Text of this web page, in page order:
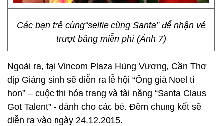
Các bạn trẻ cùng“selfie cùng Santa” để nhận vé
trượt băng miễn phí (Ảnh 7)
Ngoài ra, tại Vincom Plaza Hùng Vương, Cần Thơ
dịp Giáng sinh sẽ diễn ra lễ hội “Ông già Noel tí
hon” – cuộc thi hóa trang và tài năng “Santa Claus
Got Talent” - dành cho các bé. Đêm chung kết sẽ
diễn ra vào ngày 24.12.2015.